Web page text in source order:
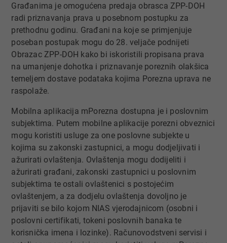
Građanima je omogućena predaja obrasca ZPP-DOH
radi priznavanja prava u posebnom postupku za
prethodnu godinu. Građani na koje se primjenjuje
poseban postupak mogu do 28. veljače podnijeti
Obrazac ZPP-DOH kako bi iskoristili propisana prava
na umanjenje dohotka i priznavanje poreznih olakšica
temeljem dostave podataka kojima Porezna uprava ne
raspolaže.
Mobilna aplikacija mPorezna dostupna je i poslovnim
subjektima. Putem mobilne aplikacije porezni obveznici
mogu koristiti usluge za one poslovne subjekte u
kojima su zakonski zastupnici, a mogu dodjeljivati i
ažurirati ovlaštenja. Ovlaštenja mogu dodijeliti i
ažurirati građani, zakonski zastupnici u poslovnim
subjektima te ostali ovlaštenici s postojećim
ovlaštenjem, a za dodjelu ovlaštenja dovoljno je
prijaviti se bilo kojom NIAS vjerodajnicom (osobni i
poslovni certifikati, tokeni poslovnih banaka te
korisnička imena i lozinke). Računovodstveni servisi i